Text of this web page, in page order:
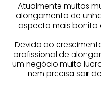
Atualmente muitas
alongamento de
aspecto mais bonito
Devido ao
profissional de
um negócio muito
nem precisa sair